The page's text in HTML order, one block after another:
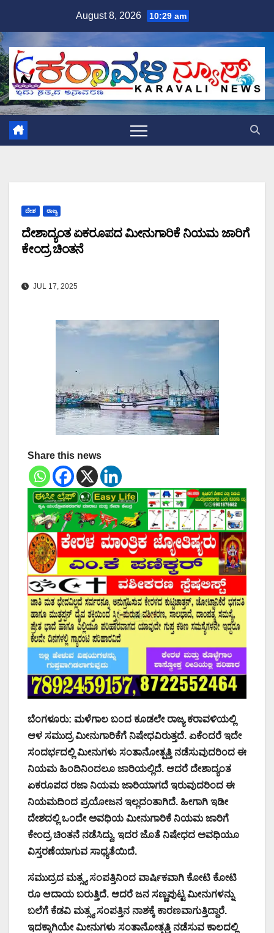
content
August 8, 2026 10:29 am
ದೇಶ ರಾಜ್ಯ
ದೇಶಾದ್ಯಂತ ಏಕರೂಪದ ಮೀನುಗಾರಿಕೆ ನಿಯಮ ಜಾರಿಗೆ
ಕೇಂದ್ರ ಚಿಂತನೆ
JUL 17, 2025
Share this news
ಬೆಂಗಳೂರು: ಮಳೆಗಾಲ ಬಂದ ಕೂಡಲೇ ರಾಜ್ಯ ಕರಾವಳಿಯಲ್ಲಿ
ಆಳ ಸಮುದ್ರ ಮೀನುಗಾರಿಕೆಗೆ ನಿಷೇಧವಿರುತ್ತದೆ. ಏಕೆಂದರೆ ಇದೇ
ಸಂದರ್ಭದಲ್ಲಿ ಮೀನುಗಳು ಸಂತಾನೋತ್ಪತ್ತಿ ನಡೆಸುವುದರಿಂದ ಈ
ನಿಯಮ ಹಿಂದಿನಿಂದಲೂ ಜಾರಿಯಲ್ಲಿದೆ‌. ಆದರೆ ದೇಶಾದ್ಯಂತ
ಏಕರೂಪದ ರಜಾ ನಿಯಮ ಜಾರಿಯಾಗದೆ ಇರುವುದರಿಂದ ಈ
ನಿಯಮದಿಂದ ಪ್ರಯೋಜನ ಇಲ್ಲದಂತಾಗಿದೆ. ಹೀಗಾಗಿ ಇಡೀ
ದೇಶದಲ್ಲಿ ಒಂದೇ ಅವಧಿಯ ಮೀನುಗಾರಿಕೆ ನಿಯಮ ಜಾರಿಗೆ
ಕೇಂದ್ರ ಚಿಂತನೆ ನಡೆಸಿದ್ದು, ಇದರ ಜೊತೆ ನಿಷೇಧದ ಅವಧಿಯೂ
ವಿಸ್ತರಣೆಯಾಗುವ ಸಾಧ್ಯತೆಯಿದೆ.
ಸಮುದ್ರದ ಮತ್ಸ್ಯ ಸಂಪತ್ತಿನಿಂದ ವಾರ್ಷಿಕವಾಗಿ ಕೋಟಿ ಕೋಟಿ
ರೂ ಆದಾಯ ಬರುತ್ತಿದೆ. ಆದರೆ ಜನ ಸಣ್ಣಪುಟ್ಟ ಮೀನುಗಳನ್ನು
ಬಲೆಗೆ ಕೆಡವಿ ಮತ್ಸ್ಯ ಸಂಪತ್ತಿನ ನಾಶಕ್ಕೆ ಕಾರಣವಾಗುತ್ತಿದ್ದಾರೆ.
ಇದಕ್ಕಾಗಿಯೇ ಮೀನುಗಳು ಸಂತಾನೋತ್ಪತ್ತಿ ನಡೆಸುವ ಕಾಲದಲ್ಲಿ